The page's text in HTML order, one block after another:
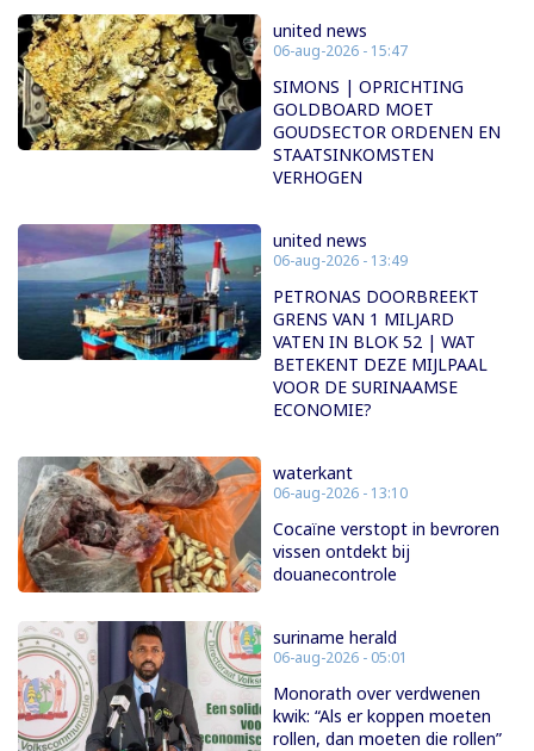
united news
06-aug-2026 - 15:47
SIMONS | OPRICHTING
GOLDBOARD MOET
GOUDSECTOR ORDENEN EN
STAATSINKOMSTEN
VERHOGEN
united news
06-aug-2026 - 13:49
PETRONAS DOORBREEKT
GRENS VAN 1 MILJARD
VATEN IN BLOK 52 | WAT
BETEKENT DEZE MIJLPAAL
VOOR DE SURINAAMSE
ECONOMIE?
waterkant
06-aug-2026 - 13:10
Cocaïne verstopt in bevroren
vissen ontdekt bij
douanecontrole
suriname herald
06-aug-2026 - 05:01
Monorath over verdwenen
kwik: “Als er koppen moeten
rollen, dan moeten die rollen”